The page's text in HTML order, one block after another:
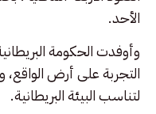
الأحد.
وأوفدت الحكومة
التجربة على أرض الواقع،
لتناسب البيئة البريطانية.